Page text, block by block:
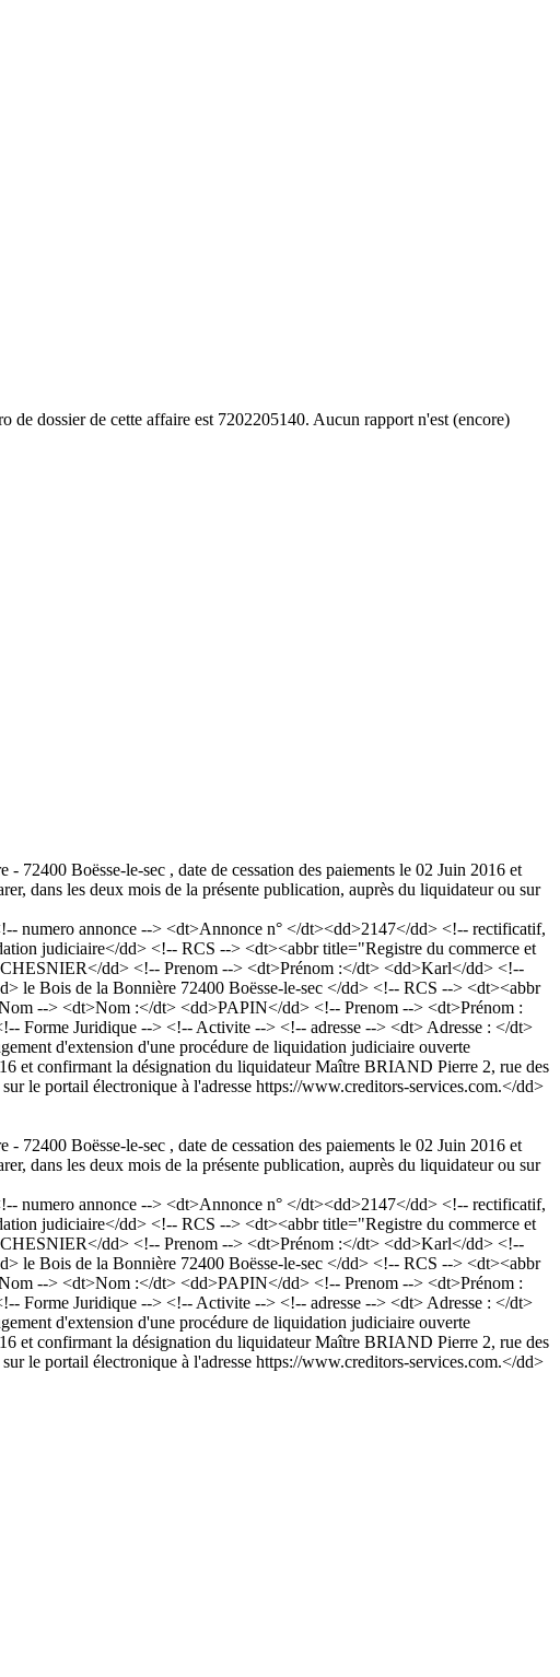
dossier de cette affaire est 7202205140. Aucun rapport n'est (encore)
Boësse-le-sec , date de cessation des paiements le 02 Juin 2016 et
dans les deux mois de la présente publication, auprès du liquidateur ou sur
numero annonce --> <dt>Annonce n° </dt><dd>2147</dd> <!-- rectificatif,
judiciaire</dd> <!-- RCS --> <dt><abbr title="Registre du commerce et
dd> <!-- Prenom --> <dt>Prénom :</dt> <dd>Karl</dd> <!--
le Bois de la Bonnière 72400 Boësse-le-sec </dd> <!-- RCS --> <dt><abbr
--> <dt>Nom :</dt> <dd>PAPIN</dd> <!-- Prenom --> <dt>Prénom :
Forme Juridique --> <!-- Activite --> <!-- adresse --> <dt> Adresse : </dt>
d'extension d'une procédure de liquidation judiciaire ouverte
et confirmant la désignation du liquidateur Maître BRIAND Pierre 2, rue des
le portail électronique à l'adresse https://www.creditors-services.com.</dd>
Boësse-le-sec , date de cessation des paiements le 02 Juin 2016 et
dans les deux mois de la présente publication, auprès du liquidateur ou sur
numero annonce --> <dt>Annonce n° </dt><dd>2147</dd> <!-- rectificatif,
judiciaire</dd> <!-- RCS --> <dt><abbr title="Registre du commerce et
dd> <!-- Prenom --> <dt>Prénom :</dt> <dd>Karl</dd> <!--
le Bois de la Bonnière 72400 Boësse-le-sec </dd> <!-- RCS --> <dt><abbr
--> <dt>Nom :</dt> <dd>PAPIN</dd> <!-- Prenom --> <dt>Prénom :
Forme Juridique --> <!-- Activite --> <!-- adresse --> <dt> Adresse : </dt>
d'extension d'une procédure de liquidation judiciaire ouverte
et confirmant la désignation du liquidateur Maître BRIAND Pierre 2, rue des
le portail électronique à l'adresse https://www.creditors-services.com.</dd>